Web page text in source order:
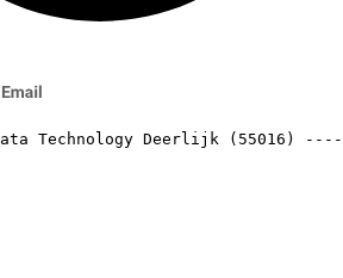
Technology Deerlijk (55016)